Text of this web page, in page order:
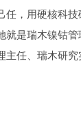
任，用硬核科
就是瑞木镍钴
主任、瑞木研